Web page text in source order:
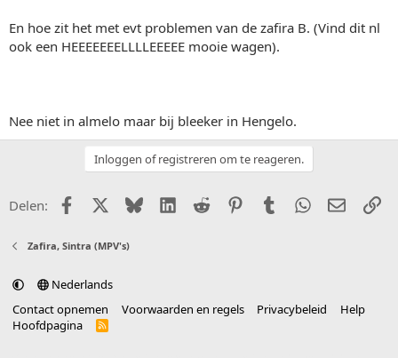
En hoe zit het met evt problemen van de zafira B. (Vind dit nl
ook een HEEEEEEELLLLEEEEE mooie wagen).
Nee niet in almelo maar bij bleeker in Hengelo.
Inloggen of registreren om te reageren.
Delen: FacebookX (Twitter)
BlueskyLinkedIn
Reddit PinterestTumblr WhatsApp
E-mail
Zafira, Sintra (MPV's)
Nederlands
Contact opnemen
Voorwaarden en regels Privacybeleid
Help
Hoofdpagina
R